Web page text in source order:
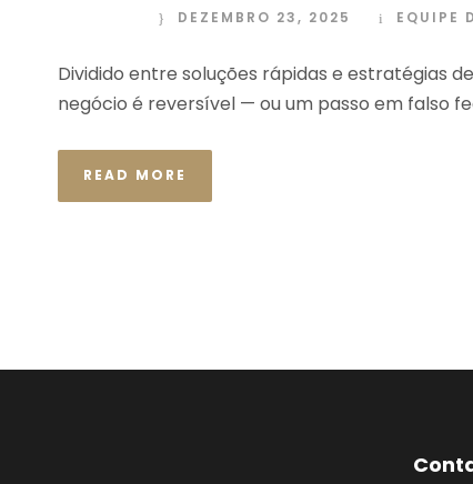
DEZEMBRO 23, 2025 EQUIPE
Dividido entre soluções rápidas e estratégias
negócio é reversível — ou um passo em falso
READ MORE